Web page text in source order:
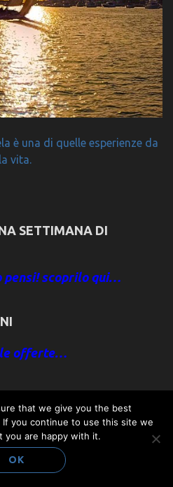
è una di quelle esperienze da
vita.
SETTIMANA DI
pensi! scoprilo qui…
offerte…
leggi:…
MINUTE
that we give you the best
you continue to use this site we
you are happy with it.
OK